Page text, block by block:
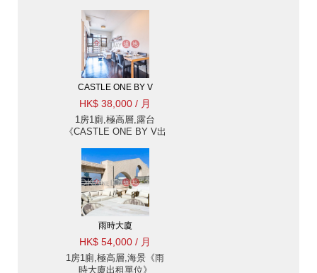
CASTLE ONE BY V
HK$ 38,000 / 月
1房1廁,極高層,露台
《CASTLE ONE BY V出
雨時大廈
HK$ 54,000 / 月
1房1廁,極高層,海景《雨
時大廈出租單位》